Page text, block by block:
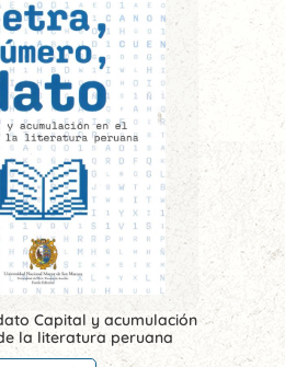
Capital y acumulación
la literatura peruana